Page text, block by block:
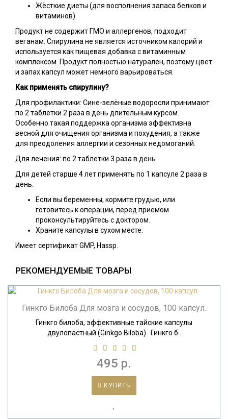
Жёсткие диеты (для восполнения запаса белков и
витаминов)
Продукт не содержит ГМО и аллергенов, подходит
веганам. Спирулина не является источником калорий и
используется как пищевая добавка с витаминным
комплексом. Продукт полностью натурален, поэтому цвет
и запах капсул может немного варьироваться.
Как применять спирулину?
Для профилактики: Сине-зелёные водоросли принимают
по 2 таблетки 2 раза в день длительным курсом.
Особенно такая поддержка организма эффективна
весной для очищения организма и похудения, а также
для преодоления аллергии и сезонных недомоганий.
Для лечения: по 2 таблетки 3 раза в день.
Для детей старше 4 лет применять по 1 капсуле 2 раза в
день.
Если вы беременны, кормите грудью, или
готовитесь к операции, перед приемом
проконсультируйтесь с доктором.
Храните капсулы в сухом месте.
Имеет сертификат GMP, Hassp.
РЕКОМЕНДУЕМЫЕ ТОВАРЫ
Гинкго Билоба Для мозга и сосудов, 100 капсул.
Гинкго билоба, эффективные тайские капсулы
двулопастный (Ginkgo Biloba). Гинкго б..
495 р.
КУПИТЬ